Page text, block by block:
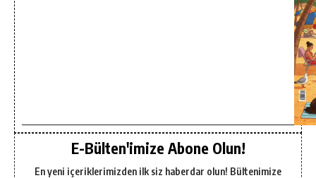
E-Bülten'imize Abone Olun!
En yeni içeriklerimizden ilk siz haberdar olun! Bültenimize